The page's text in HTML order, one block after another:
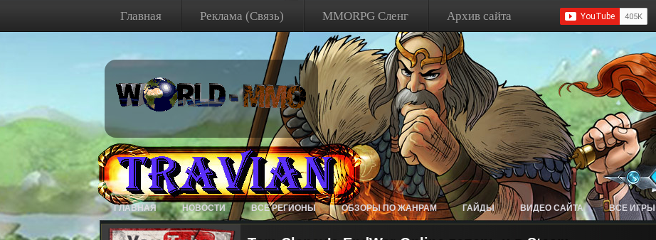
Главная Реклама (Связь) MMORPG Сленг Архив сайта
ГЛАВНАЯ НОВОСТИ ВСЕ РЕГИОНЫ ОБЗОРЫ ПО ЖАНРАМ ГАЙДЫ ВИДЕО САЙТА ВСЕ ИГРЫ